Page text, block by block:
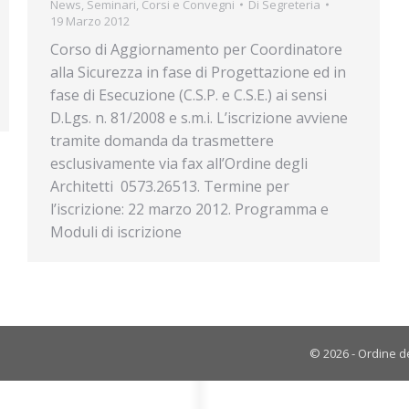
News, Seminari, Corsi e Convegni Di Segreteria
19 Marzo 2012
Corso di Aggiornamento per Coordinatore
alla Sicurezza in fase di Progettazione ed in
fase di Esecuzione (C.S.P. e C.S.E.) ai sensi
D.Lgs. n. 81/2008 e s.m.i. L’iscrizione avviene
tramite domanda da trasmettere
esclusivamente via fax all’Ordine degli
Architetti  0573.26513. Termine per
l’iscrizione: 22 marzo 2012. Programma e
Moduli di iscrizione
© 2026 - Ordine